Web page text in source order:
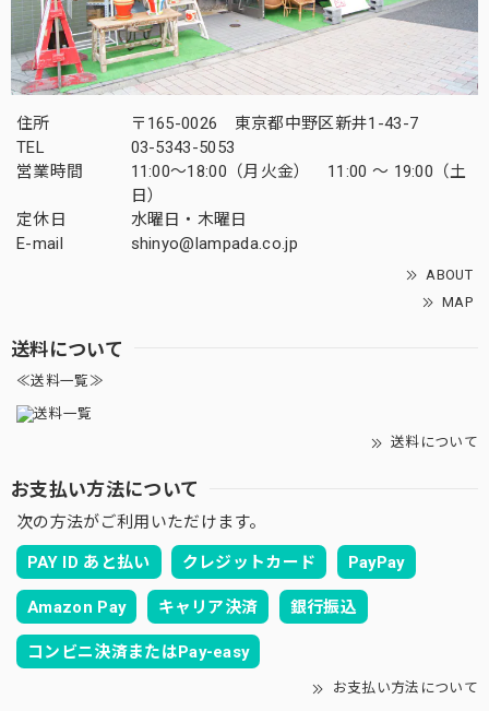
住所
〒165-0026 東京都中野区新井1-43-7
TEL
03-5343-5053
営業時間
11:00～18:00（月火金） 11:00 ～ 19:00（土
日）
定休日
水曜日・木曜日
E-mail
shinyo@lampada.co.jp
ABOUT
MAP
送料について
≪送料一覧≫
送料について
お支払い方法について
次の方法がご利用いただけます。
PAY ID あと払い クレジットカード PayPay
Amazon Pay キャリア決済 銀行振込
コンビニ決済またはPay-easy
お支払い方法について